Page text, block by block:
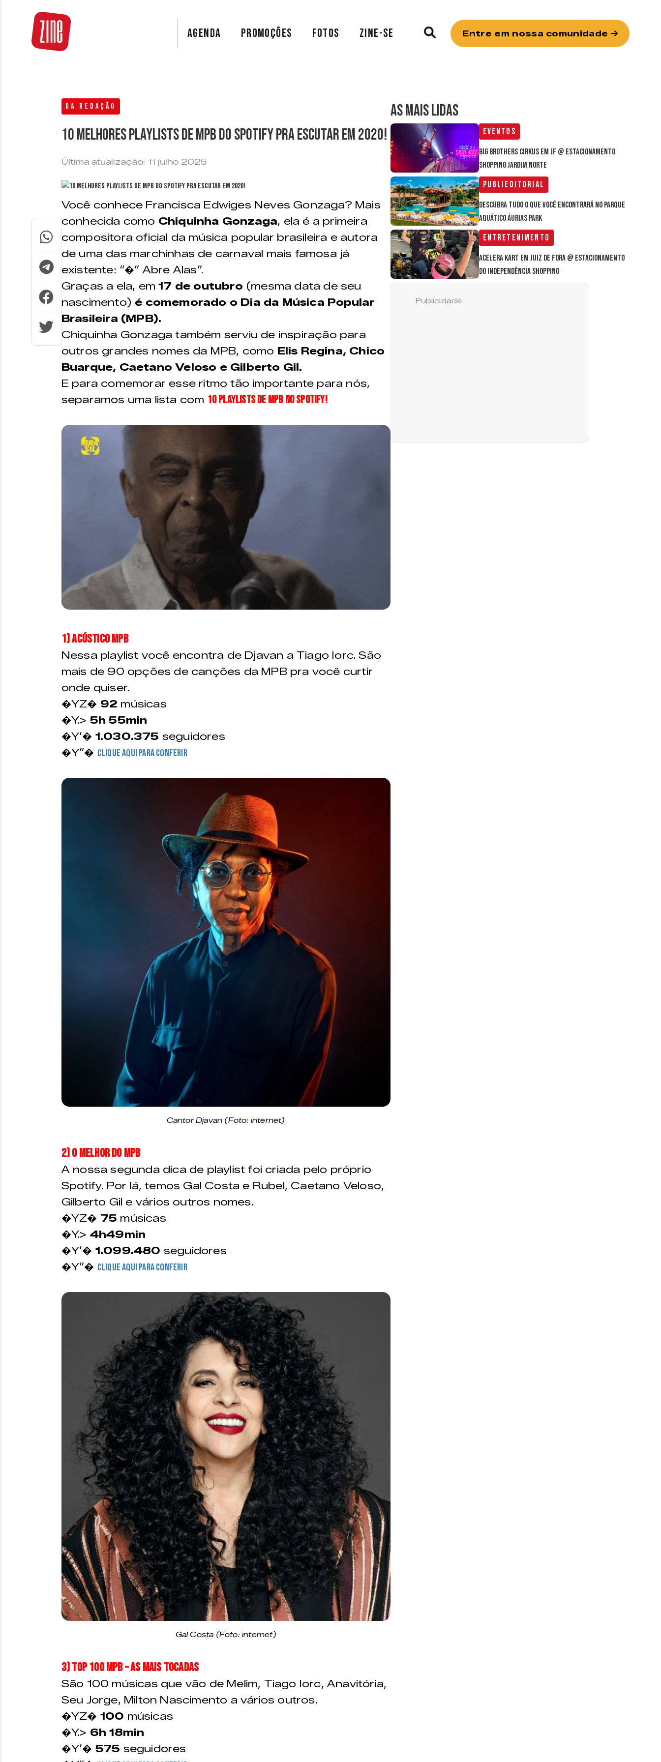
AGENDA PROMOÇÕES FOTOS ZINE-SE Entre em nossa comunidade
DA REDAÇÃO
10 melhores playlists de MPB do Spotify pra escutar em 2020!
Última atualização: 11 julho 2025
Você conhece Francisca Edwiges Neves Gonzaga? Mais
conhecida como Chiquinha Gonzaga, ela é a primeira
compositora oficial da música popular brasileira e autora
de uma das marchinhas de carnaval mais famosa já
existente: “�” Abre Alas”.
Graças a ela, em17 de outubro (mesma data de seu
nascimento) é comemorado o Dia da Música Popular
Brasileira (MPB).
Chiquinha Gonzaga também serviu de inspiração para
outros grandes nomes da MPB, como Elis Regina, Chico
Buarque, Caetano Veloso e Gilberto Gil.
E para comemorar esse ritmo tão importante para nós,
separamos uma lista com 10 playlists de MPB no Spotify!
1) Acústico MPB
Nessa playlist você encontra de Djavan a Tiago Iorc. São
mais de 90 opções de canções da MPB pra você curtir
onde quiser.
�YZ� 92 músicas
�Y.> 5h 55min
�Y’� 1.030.375 seguidores
�Y”� Clique aqui para conferir
Cantor Djavan (Foto: internet)
2) O Melhor do MPB
A nossa segunda dica de playlist foi criada pelo próprio
Spotify. Por lá, temos Gal Costa e Rubel, Caetano Veloso,
Gilberto Gil e vários outros nomes.
�YZ� 75 músicas
�Y.> 4h49min
�Y’� 1.099.480 seguidores
�Y”� Clique aqui para conferir
Gal Costa (Foto: internet)
3) Top 100 MPB – As Mais Tocadas
São 100 músicas que vão de Melim, Tiago Iorc, Anavitória,
Seu Jorge, Milton Nascimento a vários outros.
�YZ� 100 músicas
�Y.> 6h 18min
�Y’� 575 seguidores
AS MAIS LIDAS
Eventos
Big Brothers Cirkus em JF @ estacionamento
Shopping Jardim Norte
Publieditorial
Descubra tudo o que você encontrará no parque
aquático Áurias Park
Entretenimento
Acelera Kart em Juiz de Fora @ estacionamento
do Independência Shopping
Publicidade